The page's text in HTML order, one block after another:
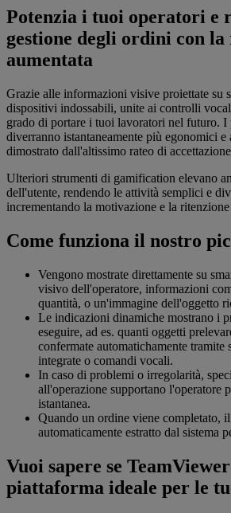
Potenzia i tuoi operatori e
gestione degli ordini con la
aumentata
Grazie alle informazioni visive proiettate su
dispositivi indossabili, unite ai controlli
grado di portare i tuoi lavoratori nel futuro. I
diverranno istantaneamente più egonomici e
dimostrato dall'altissimo rateo di
Ulteriori strumenti di gamification elevano
dell'utente, rendendo le attività semplici e
incrementando la motivazione e la
Come funziona il nostro
Vengono mostrate direttamente su
visivo dell'operatore, informazioni
quantità, o un'immagine dell'oggetto
Le indicazioni dinamiche mostrano i
eseguire, ad es. quanti oggetti
confermate automatichamente tramite
integrate o comandi vocali.
In caso di problemi o irregolarità,
all'operazione supportano l'operatore
istantanea.
Quando un ordine viene completato,
automaticamente estratto dal sistema
Vuoi sapere se
piattaforma ideale per le